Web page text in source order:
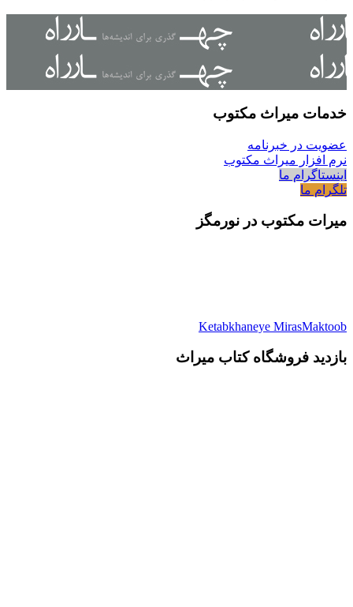
خدمات میراث مکتوب
عضویت در خبرنامه
نرم افزار میراث مکتوب
اینستاگرام ما
تلگرام ما
میرات مکتوب در نورمگز
Ketabkhaneye MirasMaktoob
بازدید فروشگاه کتاب میراث